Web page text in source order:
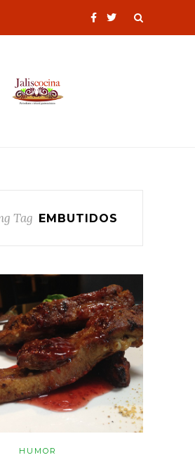
Tag EMBUTIDOS
HUMOR